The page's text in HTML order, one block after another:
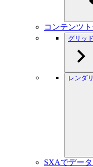
コンテンツ
グリッド
レンダ
SXAでデー